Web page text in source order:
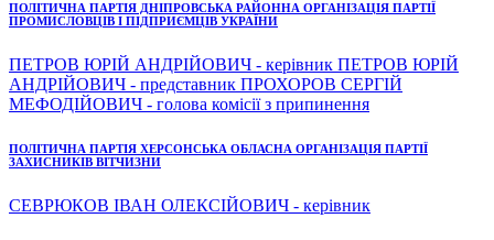
ПОЛІТИЧНА ПАРТІЯ ДНІПРОВСЬКА РАЙОННА ОРГАНІЗАЦІЯ ПАРТІЇ
ПРОМИСЛОВЦІВ І ПІДПРИЄМЦІВ УКРАЇНИ
ПЕТРОВ ЮРІЙ АНДРІЙОВИЧ - керівник ПЕТРОВ ЮРІЙ
АНДРІЙОВИЧ - представник ПРОХОРОВ СЕРГІЙ
МЕФОДІЙОВИЧ - голова комісії з припинення
ПОЛІТИЧНА ПАРТІЯ ХЕРСОНСЬКА ОБЛАСНА ОРГАНІЗАЦІЯ ПАРТІЇ
ЗАХИСНИКІВ ВІТЧИЗНИ
СЕВРЮКОВ ІВАН ОЛЕКСІЙОВИЧ - керівник